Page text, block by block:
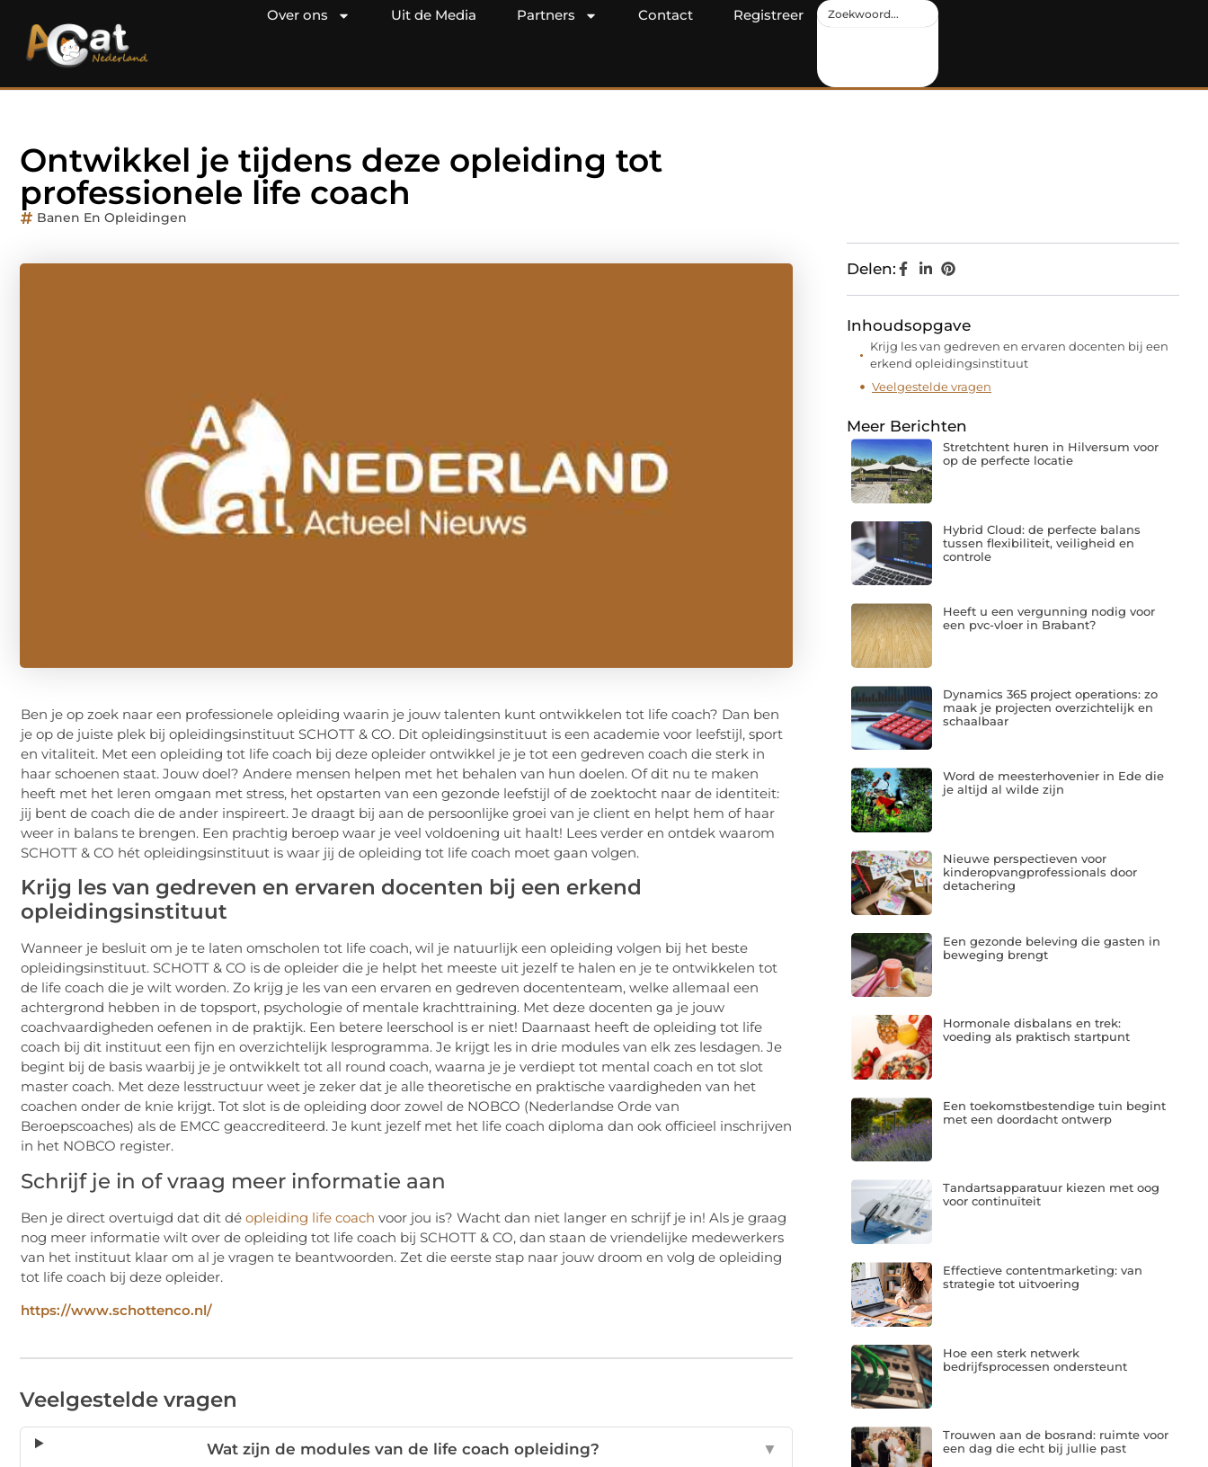
Over ons Uit de Media Partners Contact Registreer
Ontwikkel je tijdens deze opleiding tot
professionele life coach
Banen En Opleidingen
Ben je op zoek naar een professionele opleiding waarin je jouw talenten kunt ontwikkelen tot life coach? Dan ben
je op de juiste plek bij opleidingsinstituut SCHOTT & CO. Dit opleidingsinstituut is een academie voor leefstijl, sport
en vitaliteit. Met een opleiding tot life coach bij deze opleider ontwikkel je je tot een gedreven coach die sterk in
haar schoenen staat. Jouw doel? Andere mensen helpen met het behalen van hun doelen. Of dit nu te maken
heeft met het leren omgaan met stress, het opstarten van een gezonde leefstijl of de zoektocht naar de identiteit:
jij bent de coach die de ander inspireert. Je draagt bij aan de persoonlijke groei van je client en helpt hem of haar
weer in balans te brengen. Een prachtig beroep waar je veel voldoening uit haalt! Lees verder en ontdek waarom
SCHOTT & CO hét opleidingsinstituut is waar jij de opleiding tot life coach moet gaan volgen.
Krijg les van gedreven en ervaren docenten bij een erkend
opleidingsinstituut
Wanneer je besluit om je te laten omscholen tot life coach, wil je natuurlijk een opleiding volgen bij het beste
opleidingsinstituut. SCHOTT & CO is de opleider die je helpt het meeste uit jezelf te halen en je te ontwikkelen tot
de life coach die je wilt worden. Zo krijg je les van een ervaren en gedreven docententeam, welke allemaal een
achtergrond hebben in de topsport, psychologie of mentale krachttraining. Met deze docenten ga je jouw
coachvaardigheden oefenen in de praktijk. Een betere leerschool is er niet! Daarnaast heeft de opleiding tot life
coach bij dit instituut een fijn en overzichtelijk lesprogramma. Je krijgt les in drie modules van elk zes lesdagen. Je
begint bij de basis waarbij je je ontwikkelt tot all round coach, waarna je je verdiept tot mental coach en tot slot
master coach. Met deze lesstructuur weet je zeker dat je alle theoretische en praktische vaardigheden van het
coachen onder de knie krijgt. Tot slot is de opleiding door zowel de NOBCO (Nederlandse Orde van
Beroepscoaches) als de EMCC geaccrediteerd. Je kunt jezelf met het life coach diploma dan ook officieel inschrijven
in het NOBCO register.
Schrijf je in of vraag meer informatie aan
Ben je direct overtuigd dat dit dé opleiding life coach voor jou is? Wacht dan niet langer en schrijf je in! Als je graag
nog meer informatie wilt over de opleiding tot life coach bij SCHOTT & CO, dan staan de vriendelijke medewerkers
van het instituut klaar om al je vragen te beantwoorden. Zet die eerste stap naar jouw droom en volg de opleiding
tot life coach bij deze opleider.
https://www.schottenco.nl/
Veelgestelde vragen
Wat zijn de modules van de life coach opleiding? ▼
Delen:
Inhoudsopgave
Krijg les van gedreven en ervaren docenten bij een
erkend opleidingsinstituut
Veelgestelde vragen
Meer Berichten
Stretchtent huren in Hilversum voor
op de perfecte locatie
Hybrid Cloud: de perfecte balans
tussen flexibiliteit, veiligheid en
controle
Heeft u een vergunning nodig voor
een pvc-vloer in Brabant?
Dynamics 365 project operations: zo
maak je projecten overzichtelijk en
schaalbaar
Word de meesterhovenier in Ede die
je altijd al wilde zijn
Nieuwe perspectieven voor
kinderopvangprofessionals door
detachering
Een gezonde beleving die gasten in
beweging brengt
Hormonale disbalans en trek:
voeding als praktisch startpunt
Een toekomstbestendige tuin begint
met een doordacht ontwerp
Tandartsapparatuur kiezen met oog
voor continuïteit
Effectieve contentmarketing: van
strategie tot uitvoering
Hoe een sterk netwerk
bedrijfsprocessen ondersteunt
Trouwen aan de bosrand: ruimte voor
een dag die echt bij jullie past